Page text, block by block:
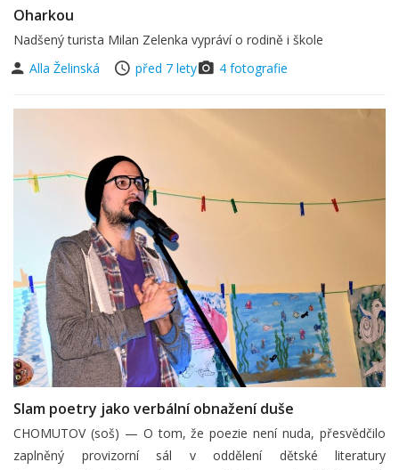
Oharkou
Nadšený turista Milan Zelenka vypráví o rodině i škole
Alla Želinská
před 7 lety 4 fotografie
Slam poetry jako verbální obnažení duše
CHOMUTOV (soš) — O tom, že poezie není nuda, přesvědčilo
zaplněný provizorní sál v oddělení dětské literatury